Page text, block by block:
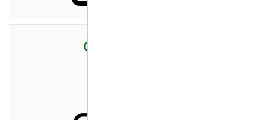
Cloud Backup